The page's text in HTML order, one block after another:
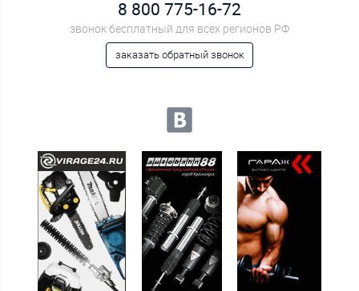
8 800 775-16-72
звонок бесплатный для всех регионов РФ
заказать обратный звонок